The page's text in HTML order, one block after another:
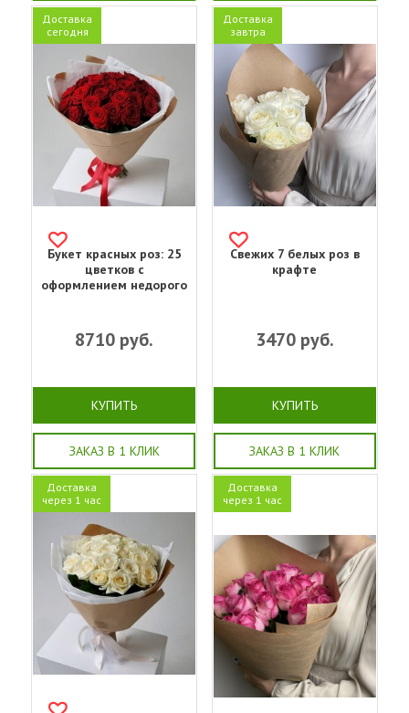
Доставка
сегодня
Букет красных роз: 25
цветков с
оформлением недорого
8710 руб.
КУПИТЬ
ЗАКАЗ В 1 КЛИК
Доставка
завтра
Свежих 7 белых роз в
крафте
3470руб.
КУПИТЬ
ЗАКАЗ В 1 КЛИК
Доставка
через 1 час
Доставка
через 1 час